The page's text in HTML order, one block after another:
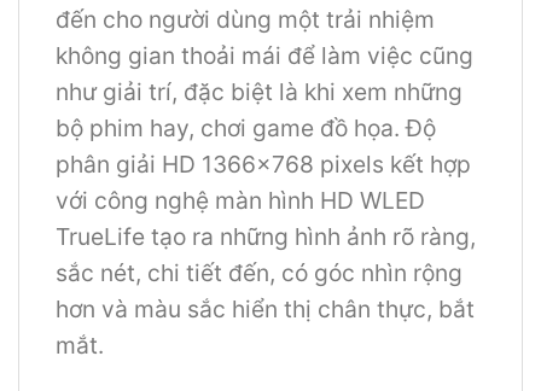
đến cho người dùng một trải nhiệm
không gian thoải mái để làm việc cũng
như giải trí, đặc biệt là khi xem những
bộ phim hay, chơi game đồ họa. Độ
phân giải HD 1366×768 pixels kết hợp
với công nghệ màn hình HD WLED
TrueLife tạo ra những hình ảnh rõ ràng,
sắc nét, chi tiết đến, có góc nhìn rộng
hơn và màu sắc hiển thị chân thực, bắt
mắt.